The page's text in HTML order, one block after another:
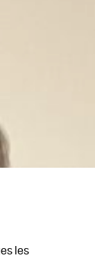
les